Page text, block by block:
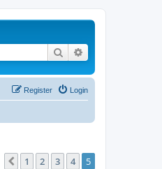
Search
Login
Register
Previous
1 2 3 4 5